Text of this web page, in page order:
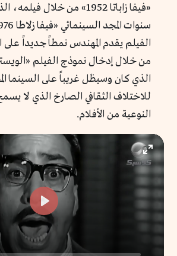
«فيفا زاباتا 1952» من خلال
الفيلم يقدم المهندس نمطاً جديداً على
من خلال إدخال نموذج الفيلم
الذي كان وسيظل غريباً على السينما
للاختلاف الثقافي الصارخ الذي لا
النوعية من الأفلام.
Enter
Play